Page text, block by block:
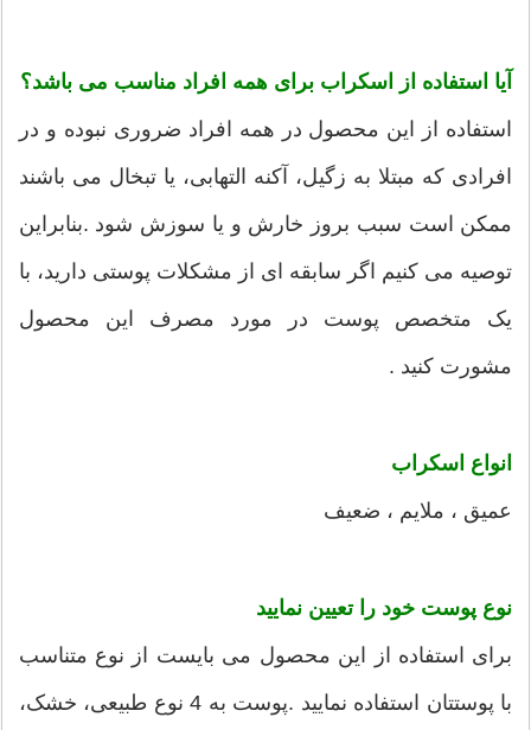
آیا استفاده از اسکراب برای همه افراد مناسب می باشد؟
استفاده از این محصول در همه افراد ضروری نبوده و در
افرادی که مبتلا به زگیل، آکنه التهابی، یا تبخال می باشند
ممکن است سبب بروز خارش و یا سوزش شود .بنابراین
توصیه می کنیم اگر سابقه ای از مشکلات پوستی دارید، با
یک متخصص پوست در مورد مصرف این محصول
مشورت کنید .
انواع اسکراب
عمیق ، ملایم ، ضعیف
نوع پوست خود را تعیین نمایید
برای استفاده از این محصول می بایست از نوع متناسب
با پوستتان استفاده نمایید .پوست به 4 نوع طبیعی، خشک،